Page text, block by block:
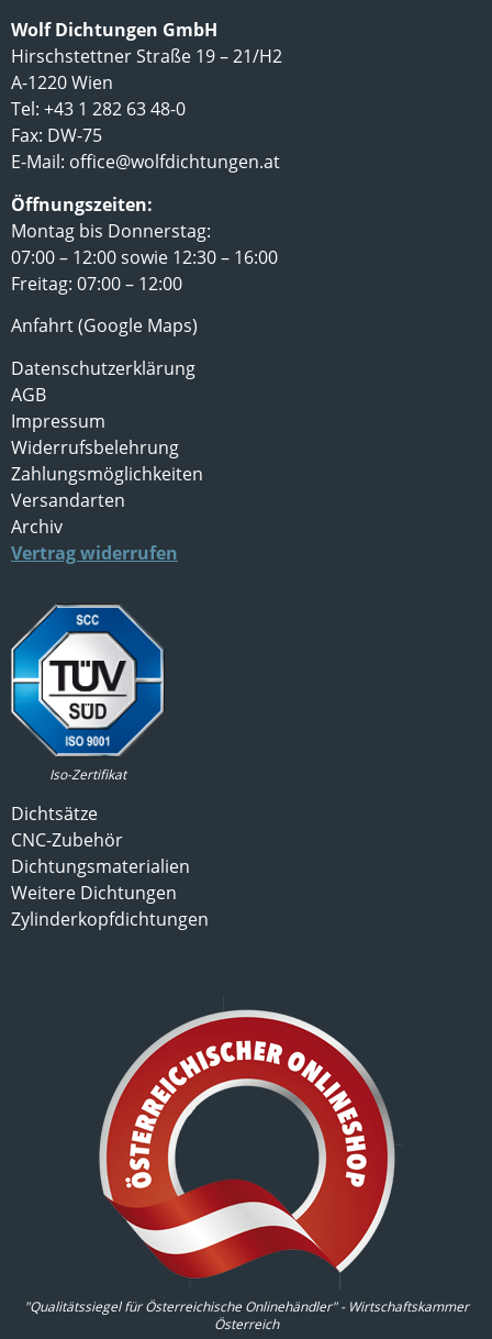
Wolf Dichtungen GmbH
Hirschstettner Straße 19 – 21/H2
A-1220 Wien
Tel: +43 1 282 63 48-0
Fax: DW-75
E-Mail: office@wolfdichtungen.at
Öffnungszeiten:
Montag bis Donnerstag:
07:00 – 12:00 sowie 12:30 – 16:00
Freitag: 07:00 – 12:00
Anfahrt (Google Maps)
Datenschutzerklärung
AGB
Impressum
Widerrufsbelehrung
Zahlungsmöglichkeiten
Versandarten
Archiv
Vertrag widerrufen
Iso-Zertifikat
Dichtsätze
CNC-Zubehör
Dichtungsmaterialien
Weitere Dichtungen
Zylinderkopfdichtungen
"Qualitätssiegel für Österreichische Onlinehändler" - Wirtschaftskammer
Österreich